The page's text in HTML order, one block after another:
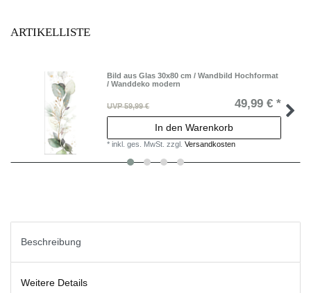
ARTIKELLISTE
Bild aus Glas 30x80 cm / Wandbild Hochformat
/ Wanddeko modern
UVP 59,99 € 49,99 € *
In den Warenkorb
*inkl. ges. MwSt. zzgl.Versandkosten
Beschreibung
Weitere Details